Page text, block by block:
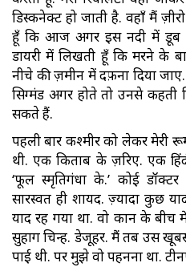
डिस्कनेक्ट हो जाती है. वहाँ मैं
हूँ कि आज अगर इस नदी में डूब
डायरी में लिखती हूँ कि मरने के
नीचे की ज़मीन में दफ़ना दिया
सिग्मंड अगर होते तो उनसे
सकते हैं.
पहली बार कश्मीर को लेकर मेरी
थी. एक किताब के ज़रिए. एक
‘फूल स्मृतिगंधा के.’ कोई
सारस्वत ही शायद. ज़्यादा कुछ
याद रह गया था. वो कान के बीच
सुहाग चिन्ह. डेजूहर. मैं तब उस
पाई थी. पर मुझे वो पहनना था.